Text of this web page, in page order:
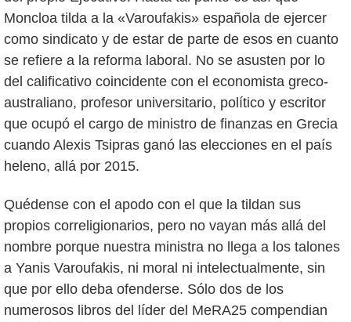
Moncloa tilda a la «Varoufakis» española de ejercer
como sindicato y de estar de parte de esos en cuanto
se refiere a la reforma laboral. No se asusten por lo
del calificativo coincidente con el economista greco-
australiano, profesor universitario, político y escritor
que ocupó el cargo de ministro de finanzas en Grecia
cuando Alexis Tsipras ganó las elecciones en el país
heleno, allá por 2015.
Quédense con el apodo con el que la tildan sus
propios correligionarios, pero no vayan más allá del
nombre porque nuestra ministra no llega a los talones
a Yanis Varoufakis, ni moral ni intelectualmente, sin
que por ello deba ofenderse. Sólo dos de los
numerosos libros del líder del MeRA25 compendian